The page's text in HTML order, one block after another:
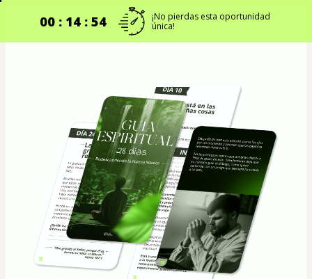
00 : 14 : 53
¡No pierdas esta oportunidad
única!